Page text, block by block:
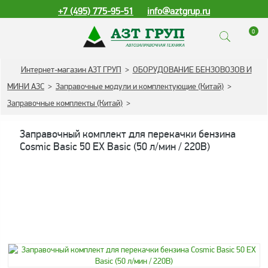
+7 (495) 775-95-51 info@aztgrup.ru
0
КАТАЛОГ ПРОДУКЦИИ
Топливораздаточные
колонки
колонки
Электронное
Интернет-магазин АЗТ ГРУП > ОБОРУДОВАНИЕ БЕНЗОВОЗОВ И
МИНИ АЗС > Заправочные модули и комплектующие (Китай) >
Заправочные комплекты (Китай) >
Заправочный комплект для перекачки бензина
Cosmic Basic 50 EX Basic (50 л/мин / 220В)